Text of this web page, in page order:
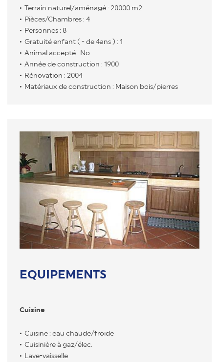
Terrain naturel/aménagé : 20000 m2
Pièces/Chambres : 4
Personnes : 8
Gratuité enfant ( - de 4ans ) : 1
Animal accepté : No
Année de construction : 1900
Rénovation : 2004
Matériaux de construction : Maison bois/pierres
EQUIPEMENTS
Cuisine
Cuisine : eau chaude/froide
Cuisinière à gaz/élec.
Lave-vaisselle